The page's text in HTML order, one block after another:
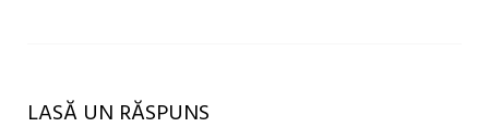
LASĂ UN RĂSPUNS